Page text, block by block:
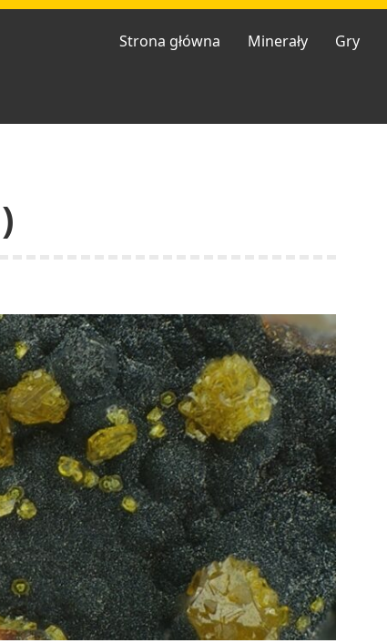
Strona główna Minerały Gry